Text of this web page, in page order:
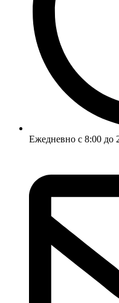
Ежедневно с 8:00 до